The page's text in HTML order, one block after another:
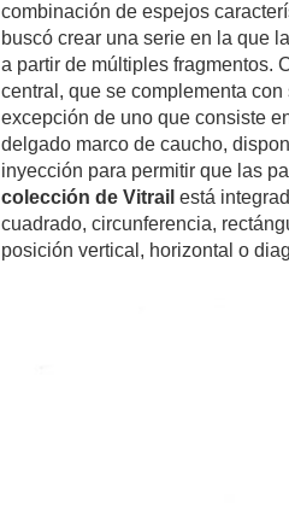
combinación de espejos
buscó crear una serie en la que
a partir de múltiples fragmentos.
central, que se complementa
excepción de uno que consiste
delgado marco de caucho,
inyección para permitir que las
colección deVitrail está
cuadrado, circunferencia,
posición vertical, horizontal o